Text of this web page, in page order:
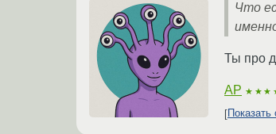
Что
Ты про
AP
Показать